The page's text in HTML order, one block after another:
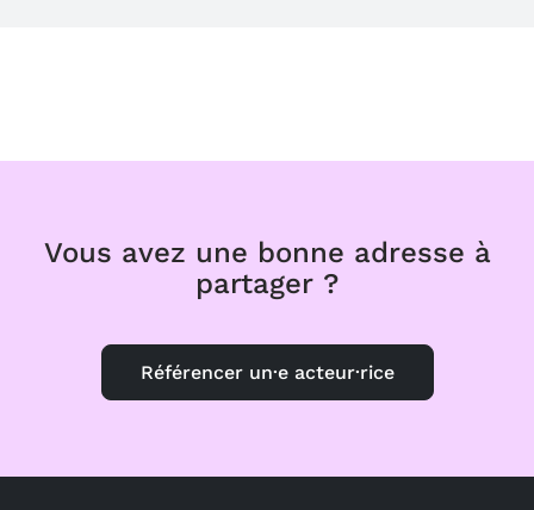
Vous avez une bonne adresse à
partager ?
Référencer un·e acteur·rice